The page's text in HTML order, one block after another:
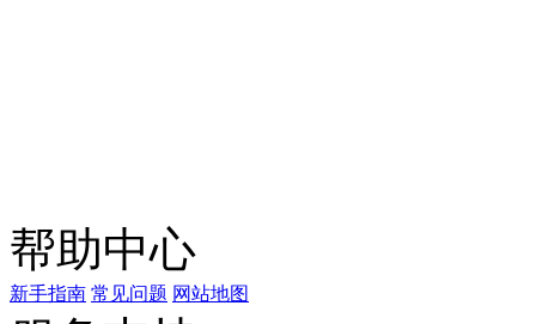
帮助中心
新手指南 常见问题 网站地图